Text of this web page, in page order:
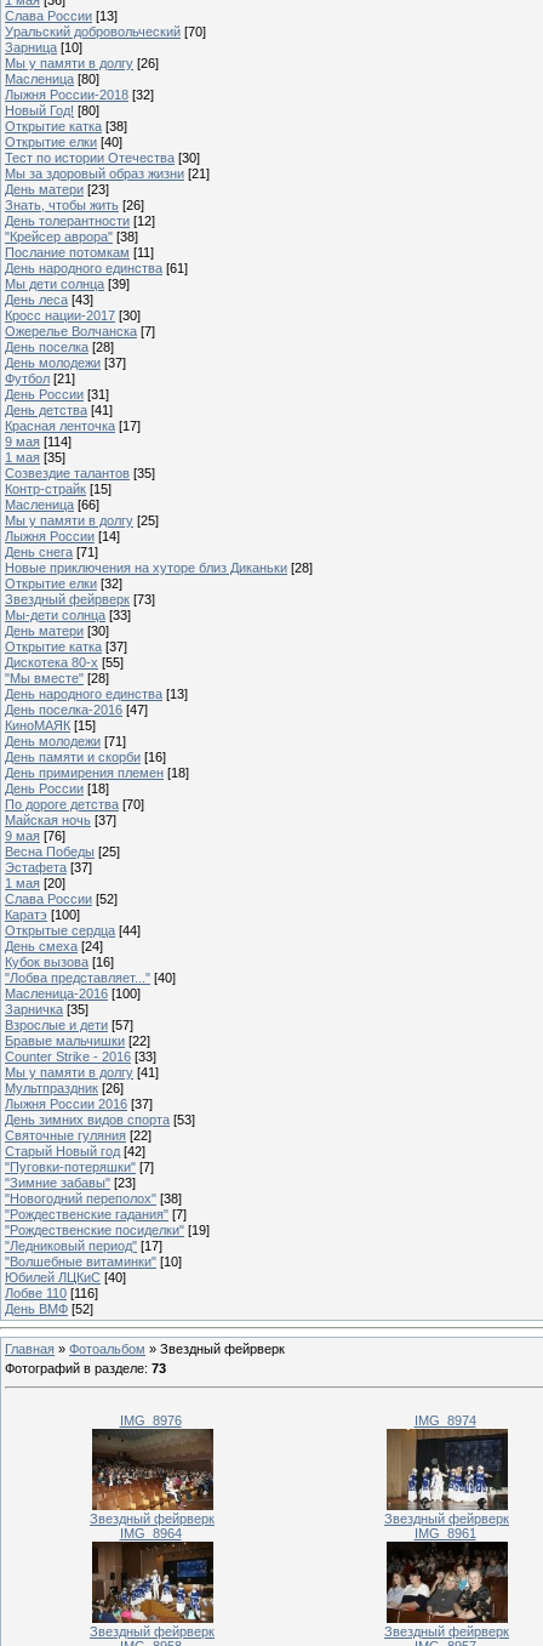
Слава России [13]
Уральский добровольческий [70]
Зарница [10]
Мы у памяти в долгу [26]
Масленица [80]
Лыжня России-2018 [32]
Новый Год! [80]
Открытие катка [38]
Открытие елки [40]
Тест по истории Отечества [30]
Мы за здоровый образ жизни [21]
День матери [23]
Знать, чтобы жить [26]
День толерантности [12]
"Крейсер аврора" [38]
Послание потомкам [11]
День народного единства [61]
Мы дети солнца [39]
День леса [43]
Кросс нации-2017 [30]
Ожерелье Волчанска [7]
День поселка [28]
День молодежи [37]
Футбол [21]
День России [31]
День детства [41]
Красная ленточка [17]
9 мая [114]
1 мая [35]
Созвездие талантов [35]
Контр-страйк [15]
Масленица [66]
Мы у памяти в долгу [25]
Лыжня России [14]
День снега [71]
Новые приключения на хуторе близ Диканьки [28]
Открытие елки [32]
Звездный фейрверк [73]
Мы-дети солнца [33]
День матери [30]
Открытие катка [37]
Дискотека 80-х [55]
"Мы вместе" [28]
День народного единства [13]
День поселка-2016 [47]
КиноМАЯК [15]
День молодежи [71]
День памяти и скорби [16]
День примирения племен [18]
День России [18]
По дороге детства [70]
Майская ночь [37]
9 мая [76]
Весна Победы [25]
Эстафета [37]
1 мая [20]
Слава России [52]
Каратэ [100]
Открытые сердца [44]
День смеха [24]
Кубок вызова [16]
"Лобва представляет..." [40]
Масленица-2016 [100]
Зарничка [35]
Взрослые и дети [57]
Бравые мальчишки [22]
Counter Strike - 2016 [33]
Мы у памяти в долгу [41]
Мультпраздник [26]
Лыжня России 2016 [37]
День зимних видов спорта [53]
Святочные гуляния [22]
Старый Новый год [42]
"Пуговки-потеряшки" [7]
"Зимние забавы" [23]
"Новогодний переполох" [38]
"Рождественские гадания" [7]
"Рождественские посиделки" [19]
"Ледниковый период" [17]
"Волшебные витаминки" [10]
Юбилей ЛЦКиС [40]
Лобве 110 [116]
День ВМФ [52]
Главная » Фотоальбом » Звездный фейрверк
Фотографий в разделе: 73
IMG_8976
Звездный фейрверк
IMG_8974
Звездный фейрверк
IMG_8964
Звездный фейрверк
IMG_8961
Звездный фейрверк